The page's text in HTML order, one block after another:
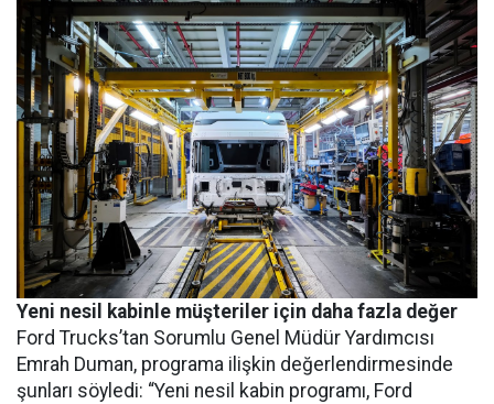
Yeni nesil kabinle müşteriler için daha fazla değer
Ford Trucks’tan Sorumlu Genel Müdür Yardımcısı
Emrah Duman, programa ilişkin değerlendirmesinde
şunları söyledi: “Yeni nesil kabin programı, Ford